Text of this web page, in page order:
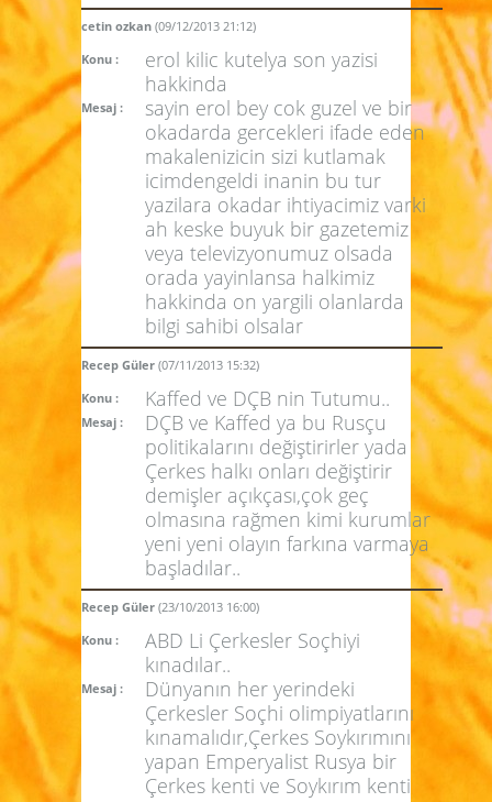
cetin ozkan (09/12/2013 21:12)
Konu :
erol kilic kutelya son yazisi
hakkinda
Mesaj :
sayin erol bey cok guzel ve bir
okadarda gercekleri ifade eden
makalenizicin sizi kutlamak
icimdengeldi inanin bu tur
yazilara okadar ihtiyacimiz varki
ah keske buyuk bir gazetemiz
veya televizyonumuz olsada
orada yayinlansa halkimiz
hakkinda on yargili olanlarda
bilgi sahibi olsalar
Recep Güler (07/11/2013 15:32)
Konu :
Kaffed ve DÇB nin Tutumu..
Mesaj :
DÇB ve Kaffed ya bu Rusçu
politikalarını değiştirirler yada
Çerkes halkı onları değiştirir
demişler açıkçası,çok geç
olmasına rağmen kimi kurumlar
yeni yeni olayın farkına varmaya
başladılar..
Recep Güler (23/10/2013 16:00)
Konu :
ABD Li Çerkesler Soçhiyi
kınadılar..
Mesaj :
Dünyanın her yerindeki
Çerkesler Soçhi olimpiyatlarını
kınamalıdır,Çerkes Soykırımını
yapan Emperyalist Rusya bir
Çerkes kenti ve Soykırım kenti